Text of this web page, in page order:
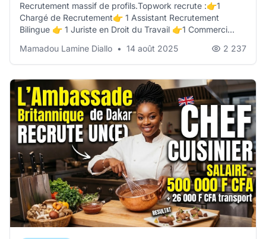
Recrutement massif de profils.Topwork recrute :👉1
Chargé de Recrutement👉 1 Assistant Recrutement
Bilingue 👉 1 Juriste en Droit du Travail 👉1 Commerci...
Mamadou Lamine Diallo • 14 août 2025 2 237